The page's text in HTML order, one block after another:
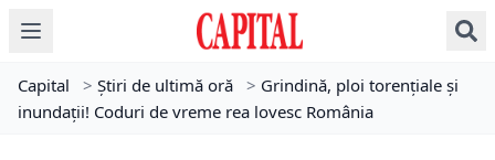
Capital > Știri de ultimă oră > Grindină, ploi torențiale și
inundații! Coduri de vreme rea lovesc România